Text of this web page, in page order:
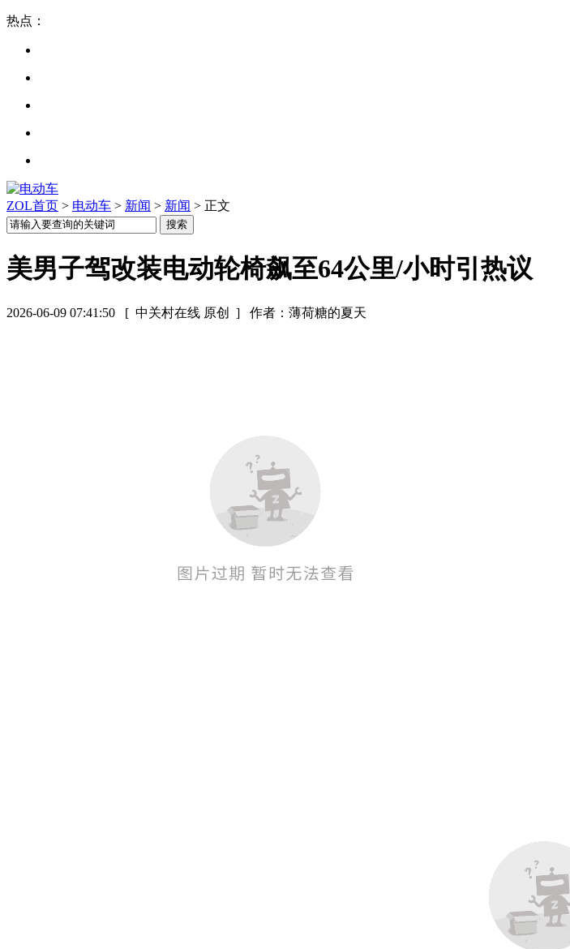
热点：
ZOL首页 > 电动车 > 新闻 > 新闻 > 正文
美男子驾改装电动轮椅飙至64公里/小时引热议
2026-06-09 07:41:50 [ 中关村在线 原创 ] 作者：薄荷糖的夏天